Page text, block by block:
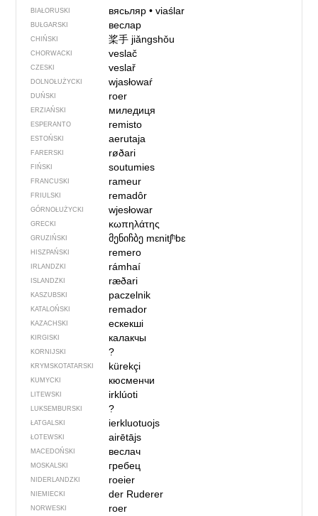
BIAŁORUSKI вясьляр• viaślar
BUŁGARSKI веслар
CHIŃSKI 桨手 jiǎngshǒu
CHORWACKI veslač
CZESKI veslař
DOLNOŁUŻYCKI wjasłowaŕ
DUŃSKI roer
ERZIAŃSKI миледиця
ESPERANTO remisto
ESTOŃSKI aerutaja
FARERSKI røðari
FIŃSKI soutumies
FRANCUSKI rameur
FRIULSKI remadôr
GÓRNOŁUŻYCKI wjesłowar
GRECKI κωπηλάτης
GRUZIŃSKI მენიჩბე mɛnitʃʰbɛ
HISZPAŃSKI remero
IRLANDZKI rámhaí
ISLANDZKI ræðari
KASZUBSKI paczelnik
KATALOŃSKI remador
KAZACHSKI ескекші
KIRGISKI калакчы
KORNIJSKI ?
KRYMSKOTATARSKI kürekçi
KUMYCKI кюсменчи
LITEWSKI irklúoti
LUKSEMBURSKI ?
ŁATGALSKI ierkluotuojs
ŁOTEWSKI airētājs
MACEDOŃSKI веслач
MOSKALSKI гребец
NIDERLANDZKI roeier
NIEMIECKI der Ruderer
NORWESKI roer